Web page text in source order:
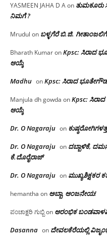
YASMEEN JAHA D Aon ತುಮಕೂರು
ನಿಮಗೆ ?
Mrudul on ಬಳ್ಳಗೆರೆ ಬಿ.ಜಿ.
Bharath KumaronKpsc: ಸಿರಾದ
ಆಯ್ಕೆ
Madhu onKpsc: ಸಿರಾದ
Manjula dh gowda onKpsc:
ಆಯ್ಕೆ
Dr. O Nagaraju on
Dr. O Nagaraju on ದಬ್ಬಾಳಿಕೆ,
ಕೆ.ದೊರೈರಾಜ್
Dr. O Nagaraju on
hemantha on ಅಬ್ಬಾ, ಆಂಜನೇಯ!
ಪಂಚಾಕ್ಷರಿ ಗುಬ್ಬಿon ಆರಂಭಿಕ
Dasanna on ದೇವಲಕೆರೆಯಲ್ಲಿ